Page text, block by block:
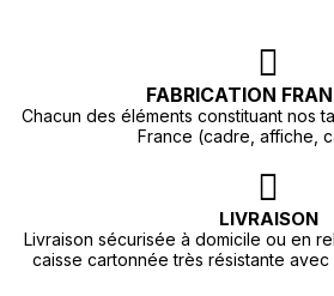
FABRICATION
Chacun des éléments constituant nos
France (cadre, affiche,
LIVRAISON
Livraison sécurisée à domicile ou en
caisse cartonnée très résistante